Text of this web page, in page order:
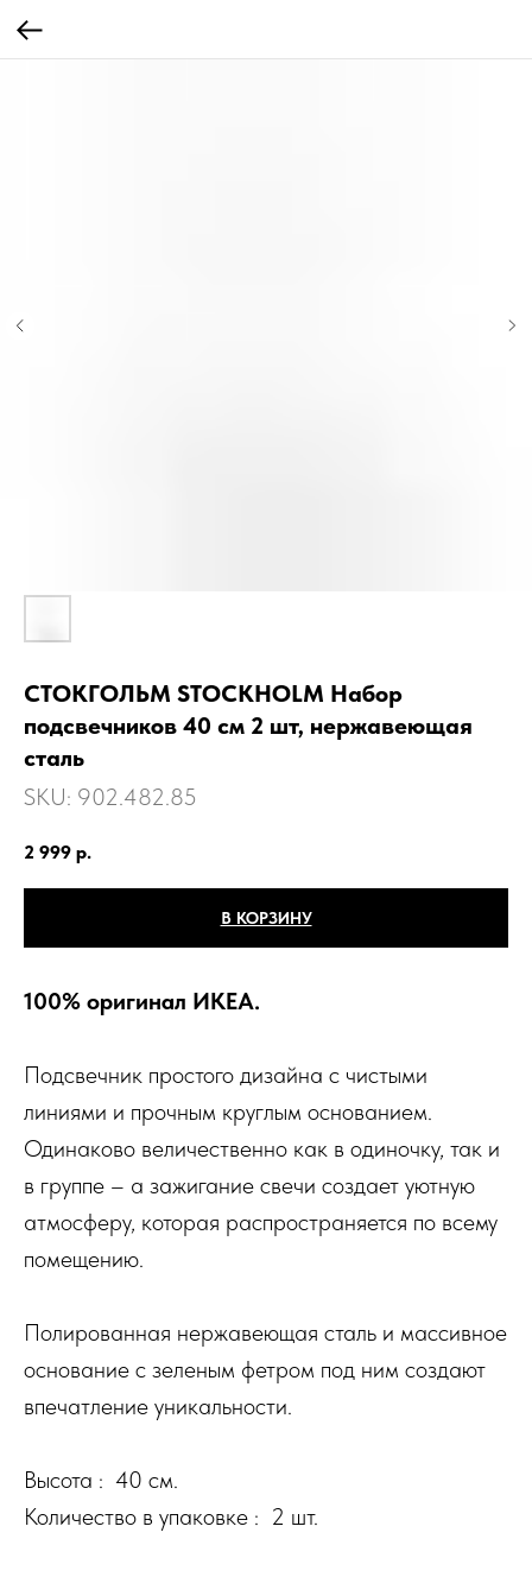
СТОКГОЛЬМ STOCKHOLM Набор
подсвечников 40 см 2 шт, нержавеющая
сталь
SKU: 902.482.85
2 999 р.
В КОРЗИНУ
100% оригинал ИКЕА.
Подсвечник простого дизайна с чистыми
линиями и прочным круглым основанием.
Одинаково величественно как в одиночку, так и
в группе – а зажигание свечи создает уютную
атмосферу, которая распространяется по всему
помещению.
Полированная нержавеющая сталь и массивное
основание с зеленым фетром под ним создают
впечатление уникальности.
Высота : 40 см.
Количество в упаковке : 2 шт.